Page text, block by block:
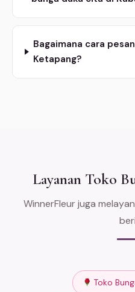
Bagaimana cara
Ketapang?
Layanan Toko
WinnerFleur juga
Toko